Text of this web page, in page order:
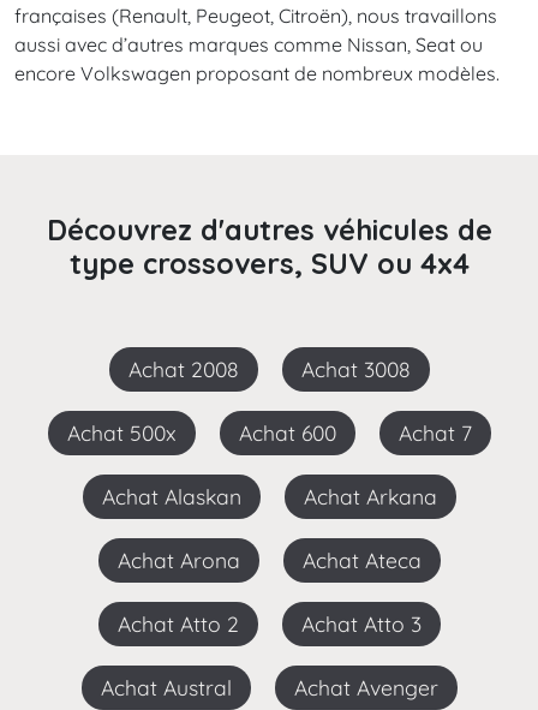
françaises (Renault, Peugeot, Citroën), nous travaillons
aussi avec d’autres marques comme Nissan, Seat ou
encore Volkswagen proposant de nombreux modèles.
Découvrez d'autres véhicules de
type crossovers, SUV ou 4x4
Achat 2008 Achat 3008
Achat 500x Achat 600 Achat 7
Achat Alaskan Achat Arkana
Achat Arona Achat Ateca
Achat Atto 2 Achat Atto 3
Achat Austral Achat Avenger